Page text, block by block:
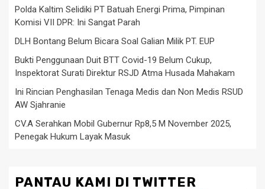
Polda Kaltim Selidiki PT Batuah Energi Prima, Pimpinan
Komisi VII DPR: Ini Sangat Parah
DLH Bontang Belum Bicara Soal Galian Milik PT. EUP
Bukti Penggunaan Duit BTT Covid-19 Belum Cukup,
Inspektorat Surati Direktur RSJD Atma Husada Mahakam
Ini Rincian Penghasilan Tenaga Medis dan Non Medis RSUD
AW Sjahranie
CV.A Serahkan Mobil Gubernur Rp8,5 M November 2025,
Penegak Hukum Layak Masuk
PANTAU KAMI DI TWITTER